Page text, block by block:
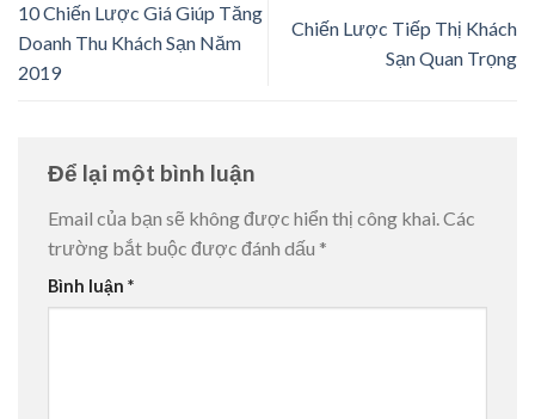
10 Chiến Lược Giá Giúp Tăng
Doanh Thu Khách Sạn Năm
2019
Chiến Lược Tiếp Thị Khách
Sạn Quan Trọng
Để lại một bình luận
Email của bạn sẽ không được hiển thị công khai.Các
trường bắt buộc được đánh dấu *
Bình luận *